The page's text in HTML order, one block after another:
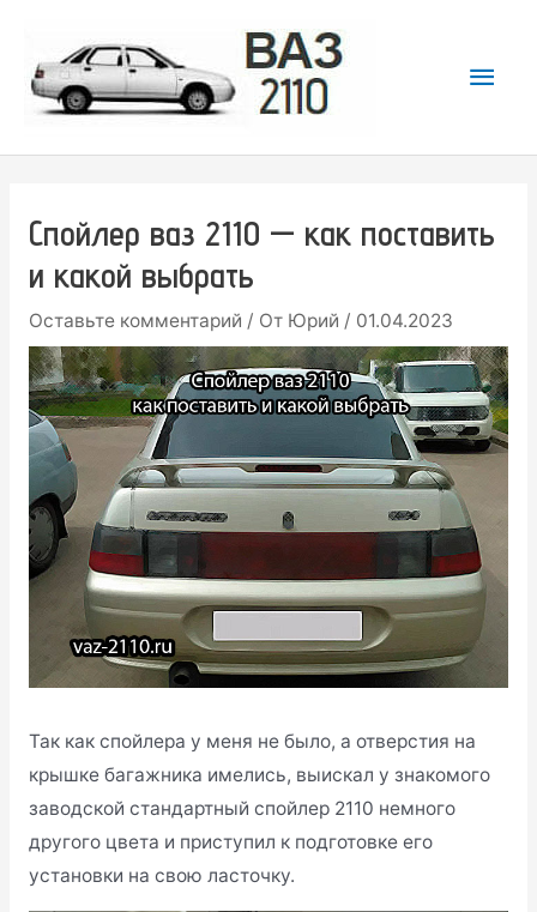
содержимому
Спойлер ваз 2110 — как поставить
и какой выбрать
Оставьте комментарий / От Юрий / 01.04.2023
Так как спойлера у меня не было, а отверстия на
крышке багажника имелись, выискал у знакомого
заводской стандартный спойлер 2110 немного
другого цвета и приступил к подготовке его
установки на свою ласточку.